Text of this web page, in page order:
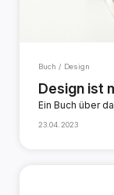
Buch / Design
Design ist
Ein Buch über
23.04.2023